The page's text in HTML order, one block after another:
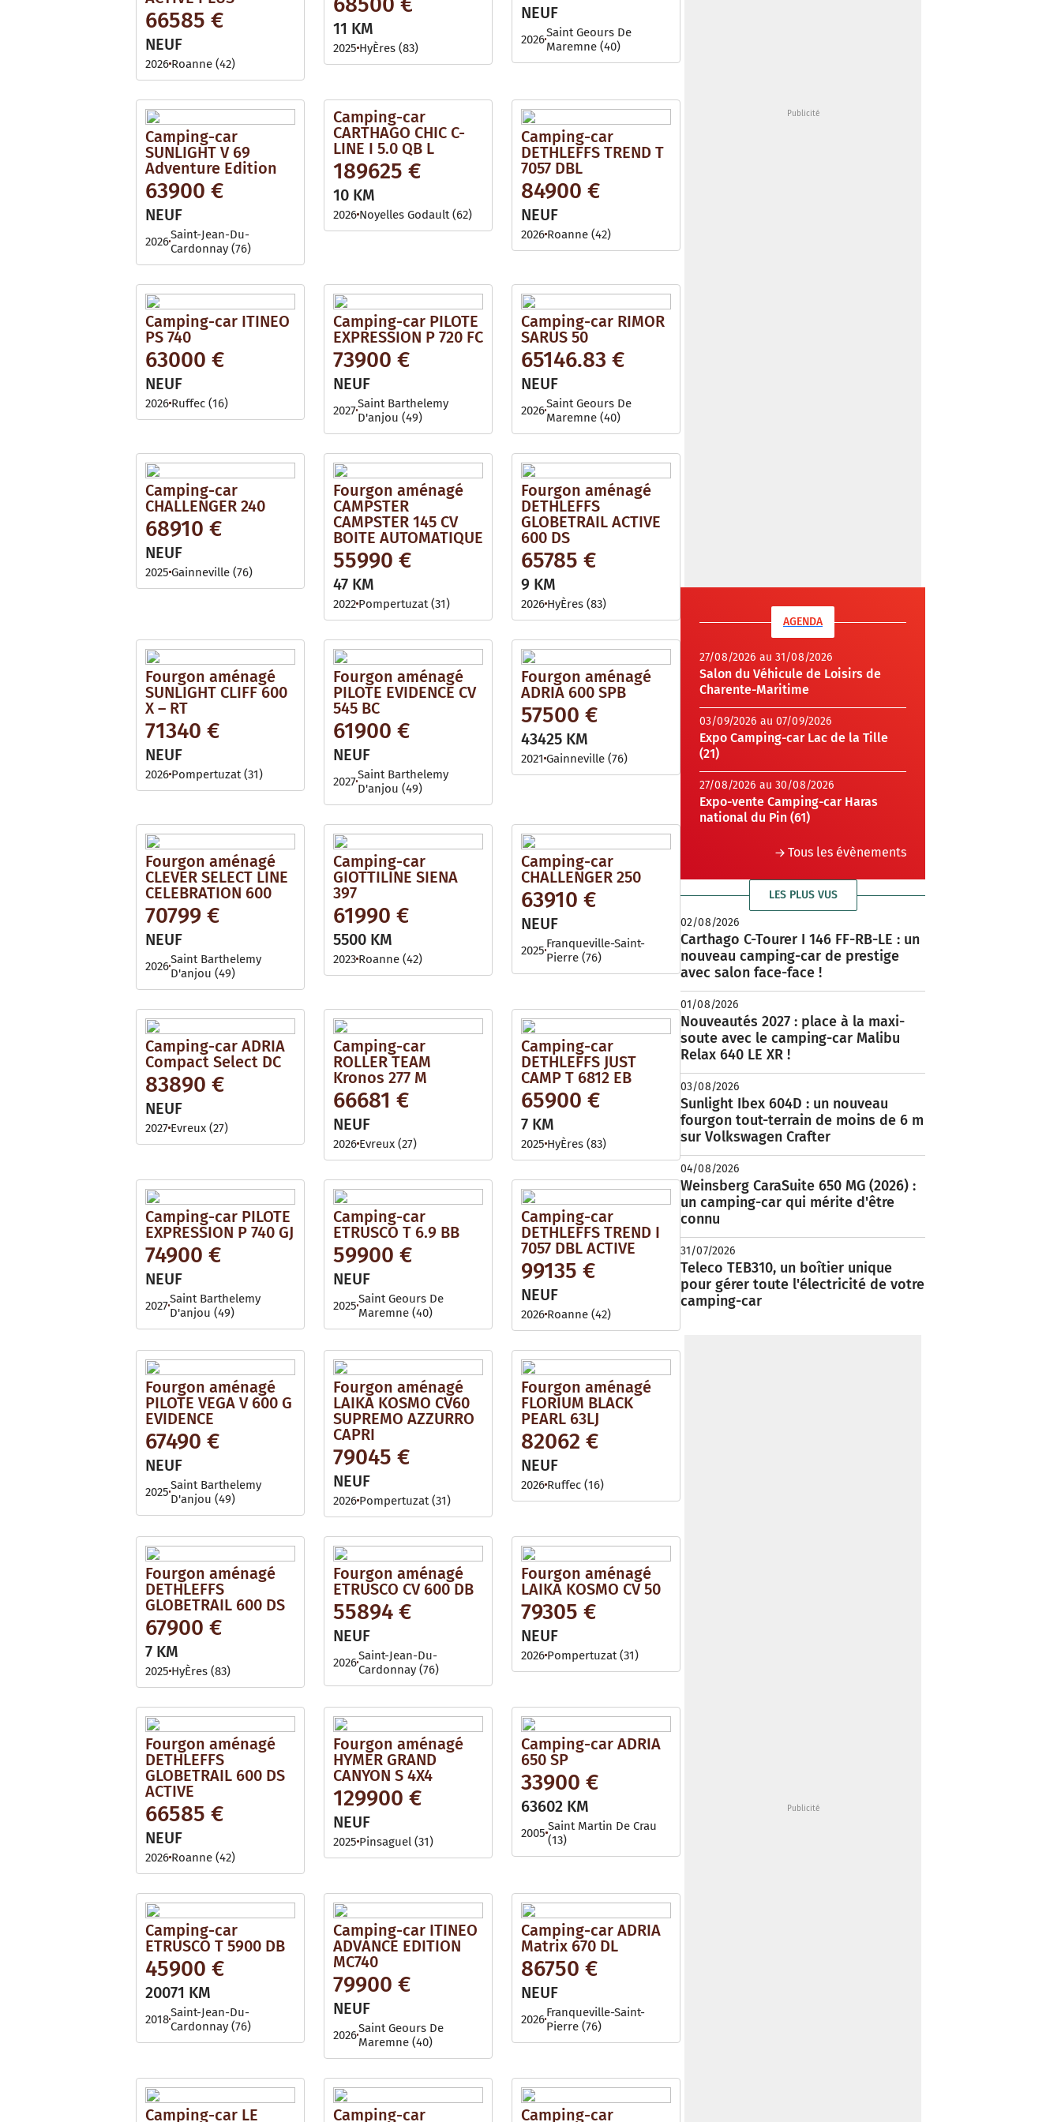
e
l
a
b
l
e
66585 €
NEUF
2026 Roanne (42)
11 KM
2025 HyÈres (83)
NEUF
2026Saint Geours De
Maremne (40)
Camping-car
SUNLIGHT V 69
Adventure Edition
63900 €
NEUF
2026Saint-Jean-Du-
Cardonnay (76)
Camping-car
CARTHAGO CHIC C-
LINE I 5.0 QB L
189625 €
10 KM
2026 Noyelles Godault (62)
Camping-car
DETHLEFFS TREND T
7057 DBL
84900 €
NEUF
2026 Roanne (42)
Camping-car ITINEO
PS 740
63000 €
NEUF
2026 Ruffec (16)
Camping-car PILOTE
EXPRESSION P 720 FC
73900 €
NEUF
2027Saint Barthelemy
D'anjou (49)
Camping-car RIMOR
SARUS 50
65146.83 €
NEUF
2026Saint Geours De
Maremne (40)
Camping-car
CHALLENGER 240
68910 €
NEUF
2025 Gainneville (76)
Fourgon aménagé
CAMPSTER
CAMPSTER 145 CV
BOITE AUTOMATIQUE
55990 €
47 KM
2022 Pompertuzat (31)
Fourgon aménagé
DETHLEFFS
GLOBETRAIL ACTIVE
600 DS
65785 €
9 KM
2026 HyÈres (83)
Fourgon aménagé
SUNLIGHT CLIFF 600
X – RT
71340 €
NEUF
2026 Pompertuzat (31)
Fourgon aménagé
PILOTE EVIDENCE CV
545 BC
61900 €
NEUF
2027Saint Barthelemy
D'anjou (49)
Fourgon aménagé
ADRIA 600 SPB
57500 €
43425 KM
2021 Gainneville (76)
Fourgon aménagé
CLEVER SELECT LINE
CELEBRATION 600
70799 €
NEUF
2026Saint Barthelemy
D'anjou (49)
Camping-car
GIOTTILINE SIENA
397
61990 €
5500 KM
2023 Roanne (42)
Camping-car
CHALLENGER 250
63910 €
NEUF
2025 Franqueville-Saint-
Pierre (76)
Camping-car ADRIA
Compact Select DC
83890 €
NEUF
2027 Evreux (27)
Camping-car
ROLLER TEAM
Kronos 277 M
66681 €
NEUF
2026 Evreux (27)
Camping-car
DETHLEFFS JUST
CAMP T 6812 EB
65900 €
7 KM
2025 HyÈres (83)
Camping-car PILOTE
EXPRESSION P 740 GJ
74900 €
NEUF
2027Saint Barthelemy
D'anjou (49)
Camping-car
ETRUSCO T 6.9 BB
59900 €
NEUF
2025Saint Geours De
Maremne (40)
Camping-car
DETHLEFFS TREND I
7057 DBL ACTIVE
99135 €
NEUF
2026 Roanne (42)
Fourgon aménagé
PILOTE VEGA V 600 G
EVIDENCE
67490 €
NEUF
2025Saint Barthelemy
D'anjou (49)
Fourgon aménagé
LAIKA KOSMO CV60
SUPREMO AZZURRO
CAPRI
79045 €
NEUF
2026 Pompertuzat (31)
Fourgon aménagé
FLORIUM BLACK
PEARL 63LJ
82062 €
NEUF
2026 Ruffec (16)
Fourgon aménagé
DETHLEFFS
GLOBETRAIL 600 DS
67900 €
7 KM
2025 HyÈres (83)
Fourgon aménagé
ETRUSCO CV 600 DB
55894 €
NEUF
2026Saint-Jean-Du-
Cardonnay (76)
Fourgon aménagé
LAIKA KOSMO CV 50
79305 €
NEUF
2026 Pompertuzat (31)
Fourgon aménagé
DETHLEFFS
GLOBETRAIL 600 DS
ACTIVE
66585 €
NEUF
2026 Roanne (42)
Fourgon aménagé
HYMER GRAND
CANYON S 4X4
129900 €
NEUF
2025 Pinsaguel (31)
Camping-car ADRIA
650 SP
33900 €
63602 KM
2005 Saint Martin De Crau
(13)
Camping-car
ETRUSCO T 5900 DB
45900 €
20071 KM
2018Saint-Jean-Du-
Cardonnay (76)
Camping-car ITINEO
ADVANCE EDITION
MC740
79900 €
NEUF
2026Saint Geours De
Maremne (40)
Camping-car ADRIA
Matrix 670 DL
86750 €
NEUF
2026Franqueville-Saint-
Pierre (76)
Camping-car LE
Camping-car
Camping-car
AGENDA
27/08/2026 au 31/08/2026
Salon du Véhicule de Loisirs de
Charente-Maritime
03/09/2026 au 07/09/2026
Expo Camping-car Lac de la Tille
(21)
27/08/2026 au 30/08/2026
Expo-vente Camping-car Haras
national du Pin (61)
Tous les évènements
LES PLUS VUS
02/08/2026
Carthago C-Tourer I 146 FF-RB-LE : un
nouveau camping-car de prestige
avec salon face-face !
01/08/2026
Nouveautés 2027 : place à la maxi-
soute avec le camping-car Malibu
Relax 640 LE XR !
03/08/2026
Sunlight Ibex 604D : un nouveau
fourgon tout-terrain de moins de 6 m
sur Volkswagen Crafter
04/08/2026
Weinsberg CaraSuite 650 MG (2026) :
un camping-car qui mérite d'être
connu
31/07/2026
Teleco TEB310, un boîtier unique
pour gérer toute l'électricité de votre
camping-car